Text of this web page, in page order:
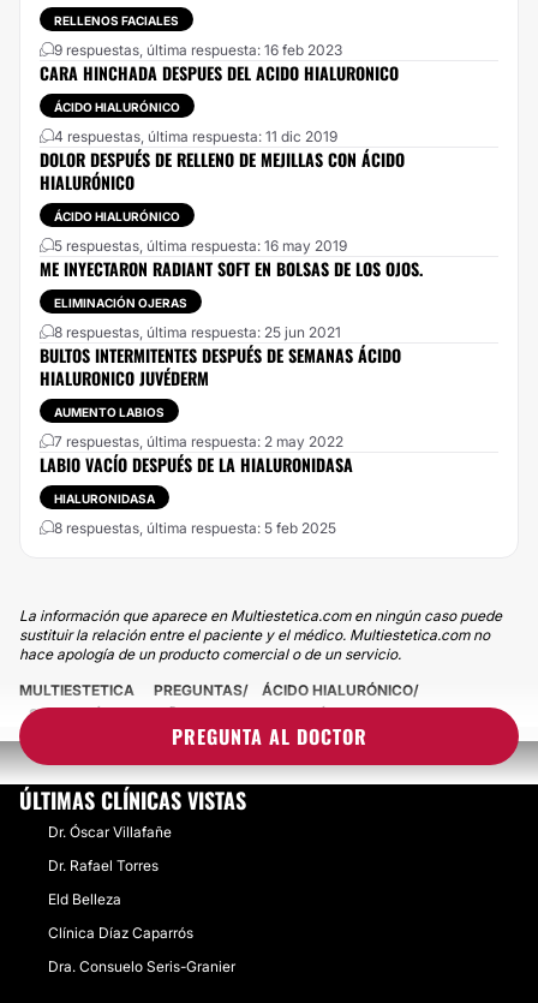
RELLENOS FACIALES
9 respuestas, última respuesta: 16 feb 2023
CARA HINCHADA DESPUES DEL ACIDO HIALURONICO
ÁCIDO HIALURÓNICO
4 respuestas, última respuesta: 11 dic 2019
DOLOR DESPUÉS DE RELLENO DE MEJILLAS CON ÁCIDO
HIALURÓNICO
ÁCIDO HIALURÓNICO
5 respuestas, última respuesta: 16 may 2019
ME INYECTARON RADIANT SOFT EN BOLSAS DE LOS OJOS.
ELIMINACIÓN OJERAS
8 respuestas, última respuesta: 25 jun 2021
BULTOS INTERMITENTES DESPUÉS DE SEMANAS ÁCIDO
HIALURONICO JUVÉDERM
AUMENTO LABIOS
7 respuestas, última respuesta: 2 may 2022
LABIO VACÍO DESPUÉS DE LA HIALURONIDASA
HIALURONIDASA
8 respuestas, última respuesta: 5 feb 2025
La información que aparece en Multiestetica.com en ningún caso puede
sustituir la relación entre el paciente y el médico. Multiestetica.com no
hace apología de un producto comercial o de un servicio.
PREGUNTA AL DOCTOR
MULTIESTETICA PREGUNTAS
ÁCIDO HIALURÓNICO
SENSACIÓN EXTRAÑA EN EL OJO DESPUÉS DE RELLENO
ÚLTIMAS CLÍNICAS VISTAS
Dr. Óscar Villafañe
Dr. Rafael Torres
Eld Belleza
Clínica Díaz Caparrós
Dra. Consuelo Seris-Granier